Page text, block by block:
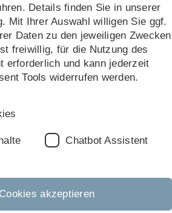
Ulm
Dies drückt sich im
Details finden Sie in unserer
Mit Ihrer Auswahl willigen Sie ggf.
Daten zu den jeweiligen Zwecken
freiwillig, für die Nutzung des
erforderlich und kann jederzeit
Tools widerrufen werden.
Chatbot Assistent
akzeptieren